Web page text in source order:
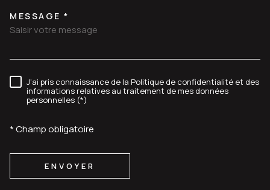
TRAD_MELTEM_VOREDEMANDE
MESSAGE *
RÈGLEMENTATION
J'ai pris connaissance de la Politique de confidentialité et des
informations relatives au traitement de mes données
personnelles (*)
* Champ obligatoire
ENVOYER